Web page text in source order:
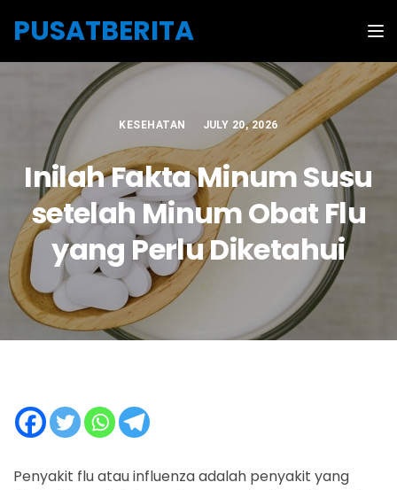
PUSATBERITA
KESEHATAN JULY 20, 2026
Inilah Fakta Minum Susu
setelah Minum Obat Flu
yang Perlu Diketahui
Penyakit flu atau influenza adalah penyakit yang